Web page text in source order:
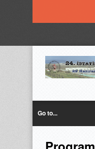
Go to...